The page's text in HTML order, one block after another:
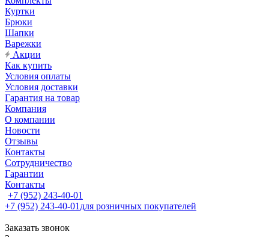
Куртки
Брюки
Шапки
Варежки
Акции
Как купить
Условия оплаты
Условия доставки
Гарантия на товар
Компания
О компании
Новости
Отзывы
Контакты
Сотрудничество
Гарантии
Контакты
+7 (952) 243-40-01
+7 (952) 243-40-01 для розничных покупателей
Заказать звонок